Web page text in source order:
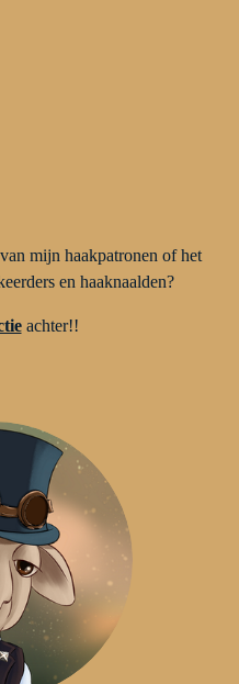
mijn haakpatronen of het
en haaknaalden?
achter!!